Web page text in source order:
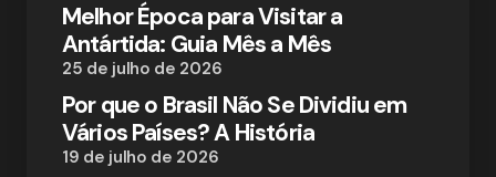
Melhor Época para Visitar a
Antártida: Guia Mês a Mês
25 de julho de 2026
Por que o Brasil Não Se Dividiu em
Vários Países? A História
19 de julho de 2026